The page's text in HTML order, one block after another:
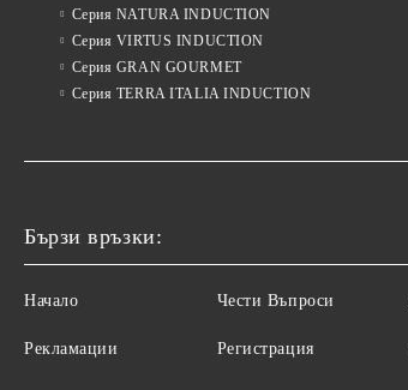
Серия NATURA INDUCTION
Серия VIRTUS INDUCTION
Серия GRAN GOURMET
Серия TERRA ITALIA INDUCTION
Бързи връзки:
Начало
Рекламации
Чести Въпроси
Регистрация